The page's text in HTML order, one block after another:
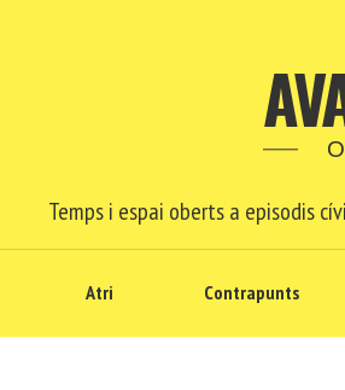
Temps i espai oberts a episodis
Atri Contrapunts